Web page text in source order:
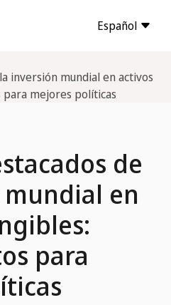
Español
inversión mundial en activos
mejores políticas
de
en
para